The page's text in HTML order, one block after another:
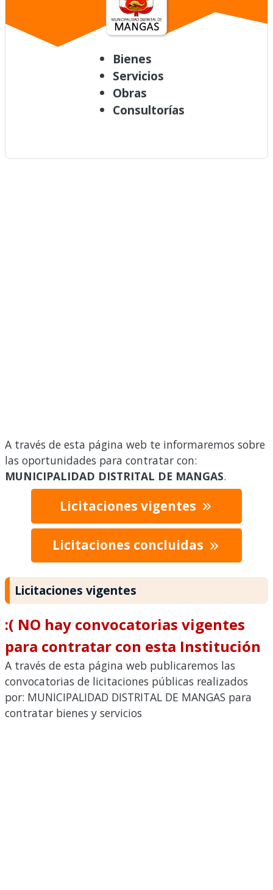
Bienes
Servicios
Obras
Consultorías
A través de esta página web te informaremos sobre
las oportunidades para contratar con:
MUNICIPALIDAD DISTRITAL DE MANGAS.
Licitaciones vigentes
Licitaciones concluidas
Licitaciones vigentes
:( NO hay convocatorias vigentes
para contratar con esta Institución
A través de esta página web publicaremos las
convocatorias de licitaciones públicas realizados
por: MUNICIPALIDAD DISTRITAL DE MANGAS para
contratar bienes y servicios